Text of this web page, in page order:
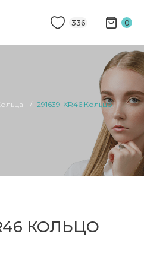
336 0
291639-KR46 Кольцо
КОЛЬЦО